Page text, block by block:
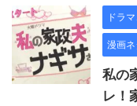
ドラ
漫画
私の
レ！